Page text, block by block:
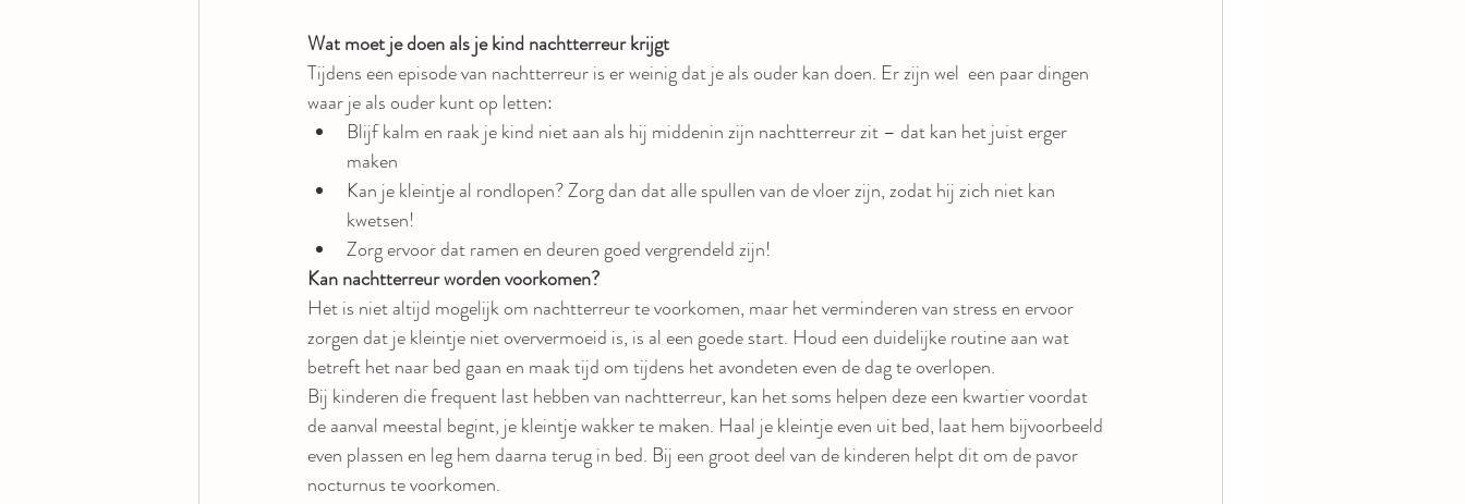
Wat moet je doen als je kind nachtterreur krijgt
Tijdens een episode van nachtterreur is er weinig dat je als ouder kan doen. Er zijn wel  een paar dingen
waar je als ouder kunt op letten:
Blijf kalm en raak je kind niet aan als hij middenin zijn nachtterreur zit – dat kan het juist erger
maken
Kan je kleintje al rondlopen? Zorg dan dat alle spullen van de vloer zijn, zodat hij zich niet kan
kwetsen!
Zorg ervoor dat ramen en deuren goed vergrendeld zijn!
Kan nachtterreur worden voorkomen?
Het is niet altijd mogelijk om nachtterreur te voorkomen, maar het verminderen van stress en ervoor
zorgen dat je kleintje niet oververmoeid is, is al een goede start. Houd een duidelijke routine aan wat
betreft het naar bed gaan en maak tijd om tijdens het avondeten even de dag te overlopen.
Bij kinderen die frequent last hebben van nachtterreur, kan het soms helpen deze een kwartier voordat
de aanval meestal begint, je kleintje wakker te maken. Haal je kleintje even uit bed, laat hem bijvoorbeeld
even plassen en leg hem daarna terug in bed. Bij een groot deel van de kinderen helpt dit om de pavor
nocturnus te voorkomen.